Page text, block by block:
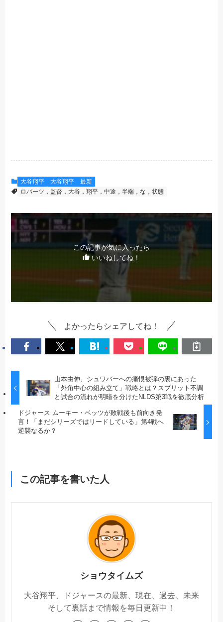
大谷翔平
大谷翔平 最新
ロバーツ，監督，大谷，翔平，中途，半端，な，状態
この記事が気に入ったら
いいねしてね！
よかったらシェアしてね！
山本由伸、シュワバーへの痛恨被弾の裏にあった
「外角中心の組み立て」戦略とは？スプリット不調
と試合の流れが明暗を分けたNLDS第3戦を徹底分析
ドジャース ムーキー・ベッツが敗戦後も前向き発
言！「まだシリーズではリードしている」第4戦へ
逆襲なるか？
この記事を書いた人
ショウタイムズ
大谷翔平、ドジャースの最新、現在、過去、未来
そして裏話まで情報を毎日更新中！